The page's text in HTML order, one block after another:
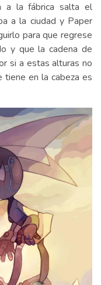
a la fábrica salta el
a la ciudad y Paper
para que regrese
y que la cadena de
si a estas alturas no
tiene en la cabeza es